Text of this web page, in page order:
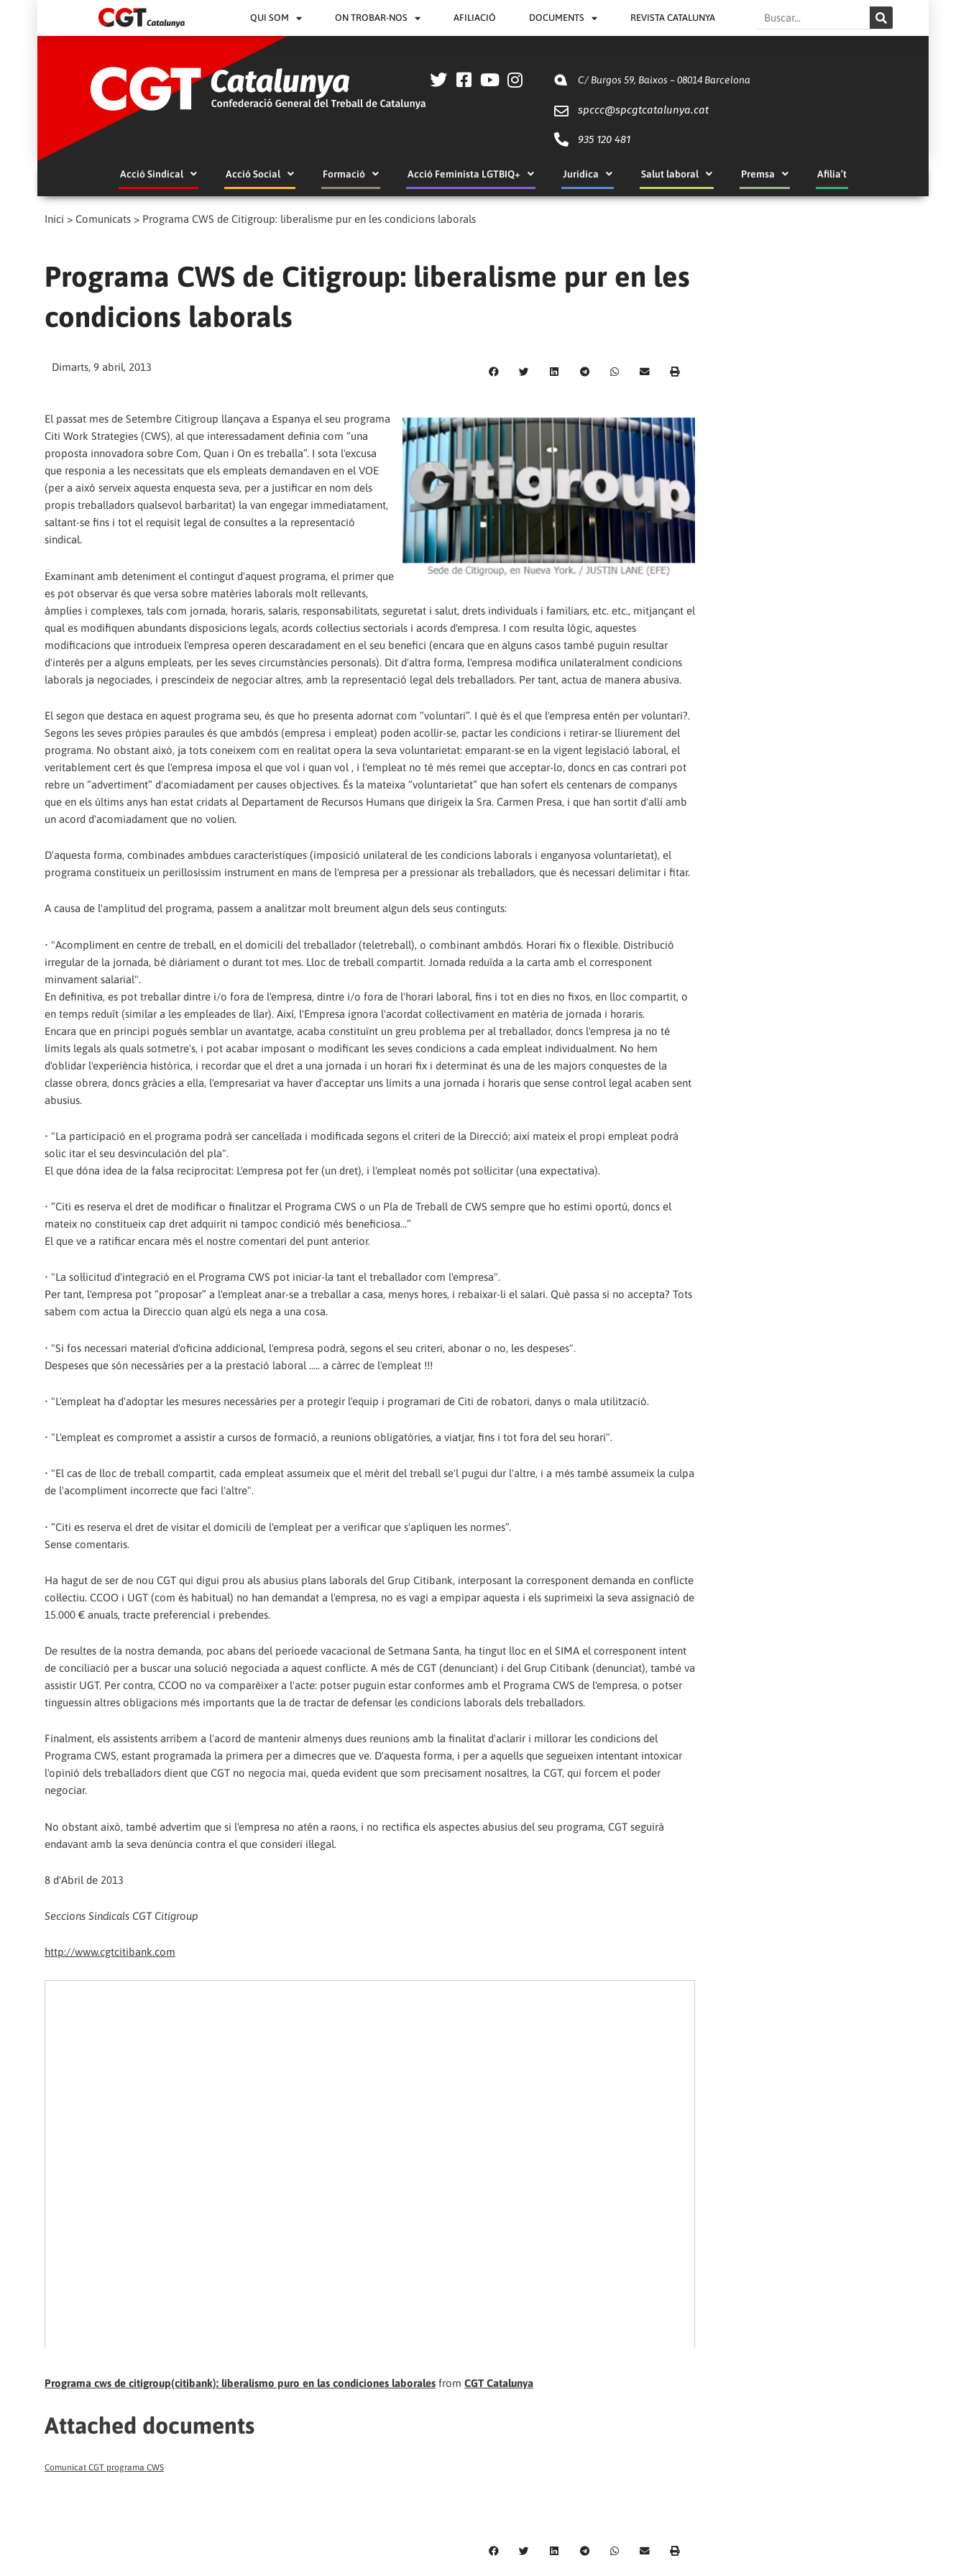
QUI SOM ON TROBAR-NOS AFILIACIÓ DOCUMENTS REVISTA CATALUNYA Search
C/ Burgos 59, Baixos – 08014 Barcelona
spccc@spcgtcatalunya.cat
935 120 481
Acció Sindical Acció Social Formació Acció Feminista LGTBIQ+ Jurídica Salut laboral Premsa Afilia’t
Inici > Comunicats > Programa CWS de Citigroup: liberalisme pur en les condicions laborals
Programa CWS de Citigroup: liberalisme pur en les
condicions laborals
Dimarts, 9 abril, 2013
El passat mes de Setembre Citigroup llançava a Espanya el seu programa
Citi Work Strategies (CWS), al que interessadament definia com “una
proposta innovadora sobre Com, Quan i On es treballa”. I sota l'excusa
que responia a les necessitats que els empleats demandaven en el VOE
(per a això serveix aquesta enquesta seva, per a justificar en nom dels
propis treballadors qualsevol barbaritat) la van engegar immediatament,
saltant-se fins i tot el requisit legal de consultes a la representació
sindical.
Examinant amb deteniment el contingut d'aquest programa, el primer que
es pot observar és que versa sobre matèries laborals molt rellevants,
àmplies i complexes, tals com jornada, horaris, salaris, responsabilitats, seguretat i salut, drets individuals i familiars, etc. etc., mitjançant el
qual es modifiquen abundants disposicions legals, acords col·lectius sectorials i acords d'empresa. I com resulta lògic, aquestes
modificacions que introdueix l'empresa operen descaradament en el seu benefici (encara que en alguns casos també puguin resultar
d'interès per a alguns empleats, per les seves circumstàncies personals). Dit d'altra forma, l'empresa modifica unilateralment condicions
laborals ja negociades, i prescindeix de negociar altres, amb la representació legal dels treballadors. Per tant, actua de manera abusiva.
El segon que destaca en aquest programa seu, és que ho presenta adornat com “voluntari”. I què és el que l'empresa entén per voluntari?.
Segons les seves pròpies paraules és que ambdós (empresa i empleat) poden acollir-se, pactar les condicions i retirar-se lliurement del
programa. No obstant això, ja tots coneixem com en realitat opera la seva voluntarietat: emparant-se en la vigent legislació laboral, el
veritablement cert és que l'empresa imposa el que vol i quan vol , i l'empleat no té més remei que acceptar-lo, doncs en cas contrari pot
rebre un “advertiment” d'acomiadament per causes objectives. És la mateixa “voluntarietat” que han sofert els centenars de companys
que en els últims anys han estat cridats al Departament de Recursos Humans que dirigeix la Sra. Carmen Presa, i que han sortit d'allí amb
un acord d'acomiadament que no volien.
D'aquesta forma, combinades ambdues característiques (imposició unilateral de les condicions laborals i enganyosa voluntarietat), el
programa constitueix un perillosíssim instrument en mans de l'empresa per a pressionar als treballadors, que és necessari delimitar i fitar.
A causa de l'amplitud del programa, passem a analitzar molt breument algun dels seus continguts:
• "Acompliment en centre de treball, en el domicili del treballador (teletreball), o combinant ambdós. Horari fix o flexible. Distribució
irregular de la jornada, bé diàriament o durant tot mes. Lloc de treball compartit. Jornada reduïda a la carta amb el corresponent
minvament salarial".
En definitiva, es pot treballar dintre i/o fora de l'empresa, dintre i/o fora de l'horari laboral, fins i tot en dies no fixos, en lloc compartit, o
en temps reduït (similar a les empleades de llar). Així, l'Empresa ignora l'acordat col·lectivament en matèria de jornada i horaris.
Encara que en principi pogués semblar un avantatge, acaba constituïnt un greu problema per al treballador, doncs l'empresa ja no té
límits legals als quals sotmetre's, i pot acabar imposant o modificant les seves condicions a cada empleat individualment. No hem
d'oblidar l'experiència històrica, i recordar que el dret a una jornada i un horari fix i determinat és una de les majors conquestes de la
classe obrera, doncs gràcies a ella, l'empresariat va haver d'acceptar uns límits a una jornada i horaris que sense control legal acaben sent
abusius.
• "La participació en el programa podrà ser cancel·lada i modificada segons el criteri de la Direcció; així mateix el propi empleat podrà
solic itar el seu desvinculación del pla".
El que dóna idea de la falsa reciprocitat: L'empresa pot fer (un dret), i l'empleat només pot sol·licitar (una expectativa).
• “Citi es reserva el dret de modificar o finalitzar el Programa CWS o un Pla de Treball de CWS sempre que ho estimi oportú, doncs el
mateix no constitueix cap dret adquirit ni tampoc condició més beneficiosa...”
El que ve a ratificar encara més el nostre comentari del punt anterior.
• "La sol·licitud d'integració en el Programa CWS pot iniciar-la tant el treballador com l'empresa".
Per tant, l'empresa pot “proposar” a l'empleat anar-se a treballar a casa, menys hores, i rebaixar-li el salari. Què passa si no accepta? Tots
sabem com actua la Direccio quan algú els nega a una cosa.
• "Si fos necessari material d'oficina addicional, l'empresa podrà, segons el seu criteri, abonar o no, les despeses".
Despeses que són necessàries per a la prestació laboral ..... a càrrec de l'empleat !!!
• "L'empleat ha d'adoptar les mesures necessàries per a protegir l'equip i programari de Citi de robatori, danys o mala utilització.
• "L'empleat es compromet a assistir a cursos de formació, a reunions obligatòries, a viatjar, fins i tot fora del seu horari".
• "El cas de lloc de treball compartit, cada empleat assumeix que el mèrit del treball se'l pugui dur l'altre, i a més també assumeix la culpa
de l'acompliment incorrecte que faci l'altre".
• “Citi es reserva el dret de visitar el domicili de l'empleat per a verificar que s'apliquen les normes”.
Sense comentaris.
Ha hagut de ser de nou CGT qui digui prou als abusius plans laborals del Grup Citibank, interposant la corresponent demanda en conflicte
col·lectiu. CCOO i UGT (com és habitual) no han demandat a l'empresa, no es vagi a empipar aquesta i els suprimeixi la seva assignació de
15.000 € anuals, tracte preferencial i prebendes.
De resultes de la nostra demanda, poc abans del períoede vacacional de Setmana Santa, ha tingut lloc en el SIMA el corresponent intent
de conciliació per a buscar una solució negociada a aquest conflicte. A més de CGT (denunciant) i del Grup Citibank (denunciat), també va
assistir UGT. Per contra, CCOO no va comparèixer a l'acte: potser puguin estar conformes amb el Programa CWS de l'empresa, o potser
tinguessin altres obligacions més importants que la de tractar de defensar les condicions laborals dels treballadors.
Finalment, els assistents arribem a l'acord de mantenir almenys dues reunions amb la finalitat d'aclarir i millorar les condicions del
Programa CWS, estant programada la primera per a dimecres que ve. D'aquesta forma, i per a aquells que segueixen intentant intoxicar
l'opinió dels treballadors dient que CGT no negocia mai, queda evident que som precisament nosaltres, la CGT, qui forcem el poder
negociar.
No obstant això, també advertim que si l'empresa no atén a raons, i no rectifica els aspectes abusius del seu programa, CGT seguirà
endavant amb la seva denúncia contra el que consideri il·legal.
8 d'Abril de 2013
Seccions Sindicals CGT Citigroup
http://www.cgtcitibank.com
Programa cws de citigroup(citibank): liberalismo puro en las condiciones laborales from CGT Catalunya
Attached documents
Comunicat CGT programa CWS